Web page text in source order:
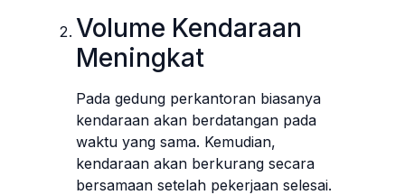
Volume Kendaraan
Meningkat
Pada gedung perkantoran biasanya
kendaraan akan berdatangan pada
waktu yang sama. Kemudian,
kendaraan akan berkurang secara
bersamaan setelah pekerjaan selesai.